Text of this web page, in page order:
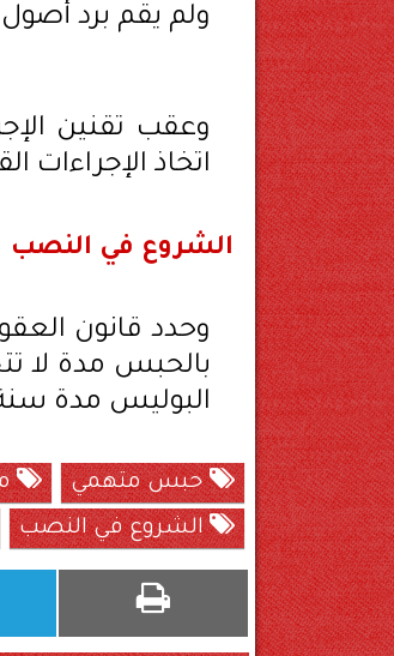
ولم يقم برد أصول
وعقب تقنين
اتخاذ الإجراءات
الشروع في النصب
وحدد قانون
بالحبس مدة لا
البوليس مدة
حبس متهمي
الشروع في النصب